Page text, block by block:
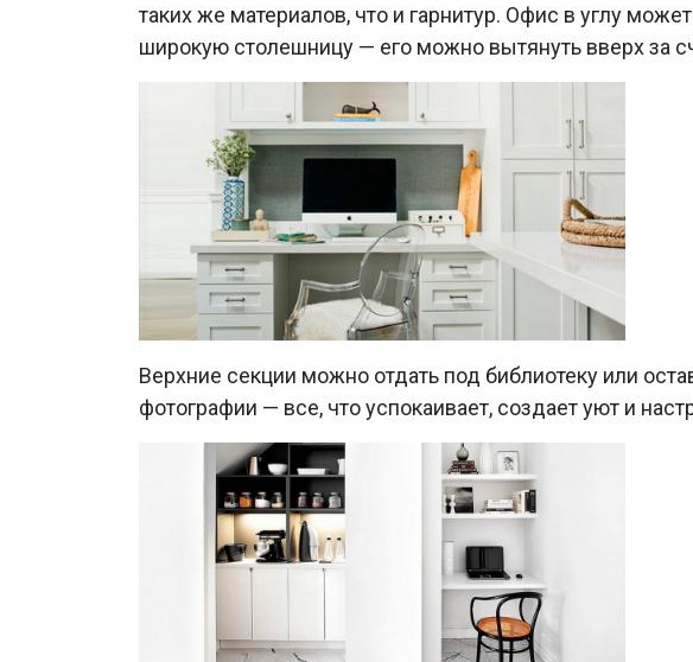
таких же материалов, что и гарнитур. Офис в углу
широкую столешницу — его можно вытянуть вверх за
Верхние секции можно отдать под библиотеку или
фотографии — все, что успокаивает, создает уют и